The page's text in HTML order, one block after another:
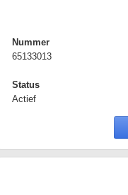
Nummer
65133013
Status
Actief